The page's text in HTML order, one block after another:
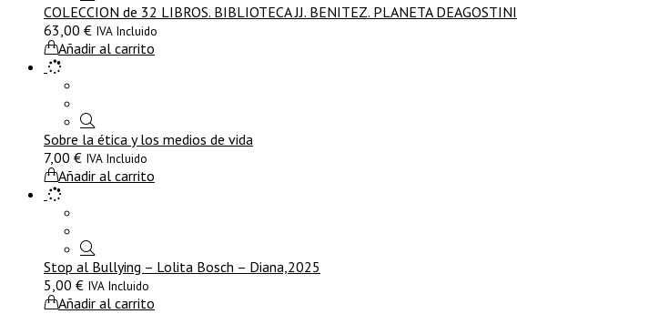
COLECCION de 32 LIBROS. BIBLIOTECA JJ. BENITEZ. PLANETA DEAGOSTINI
63,00 € IVA Incluido
Añadir al carrito
Sobre la ética y los medios de vida
7,00 € IVA Incluido
Añadir al carrito
Stop al Bullying – Lolita Bosch – Diana,2025
5,00 € IVA Incluido
Añadir al carrito